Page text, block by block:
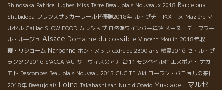
Shinosaka Patrice Hughes Miss Terre Beeaujolais Nouveaux 2018 Barcelona
Shubidoba フランスサッカーワールド優勝2018年 ル・プチ・ドメーヌ Mazière マ
ルセル Gaillac SLOW FOOD ムレシップ 自然派ワインバー祥瑞 メーヌ・デ・フラー
ル・ルージュ Alsace Domaine du possible Vincent Moulin 2018年収
穫・リショーム Narbonne ポン・ヌッフ cèdre de 2300 ans 桜島2016 セ・ル・プ
ランタン2016 S'ACCAPAU サーヴィスのアナ 台北 モンペイル村 エスポア・ ナカ
モト Descombes Beaujolais Nouveau 2018 GUCITE Aki ローラン・バニョルの来日
2018年 Beeaujolais Loire Takahashi san Nuit d'Ooedo Muscadet マルセ